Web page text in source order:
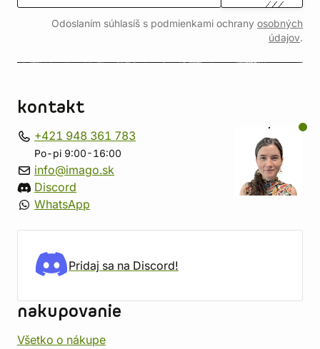
Odoslaním súhlasíš s podmienkami ochrany osobných
údajov.
kontakt
+421 948 361 783
Po-pi 9:00-16:00
info@imago.sk
Discord
WhatsApp
Pridaj sa na Discord!
nakupovanie
Všetko o nákupe